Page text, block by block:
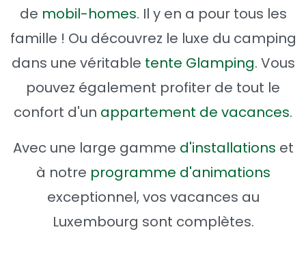
de mobil-homes. Il y en a pour tous les
famille ! Ou découvrez le luxe du camping
dans une véritable tente Glamping. Vous
pouvez également profiter de tout le
confort d'un appartement de vacances.
Avec une large gamme d'installations et
à notre programme d'animations
exceptionnel, vos vacances au
Luxembourg sont complètes.